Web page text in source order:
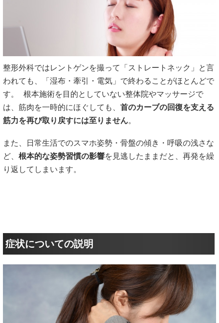
整形外科ではレントゲンを撮って「ストレートネック」と言
われても、「湿布・牽引・電気」で終わることがほとんどで
す。 根本施術を目的としていない整体院やマッサージで
は、筋肉を一時的にほぐしても、 首のカーブの回復を支える
筋力を再び取り戻すには至りません。
また、日常生活でのスマホ姿勢・骨盤の傾き・呼吸の浅さな
ど、 根本的な姿勢習慣の影響を見逃したままだと、再発を繰
り返してしまいます。
症状についての説明